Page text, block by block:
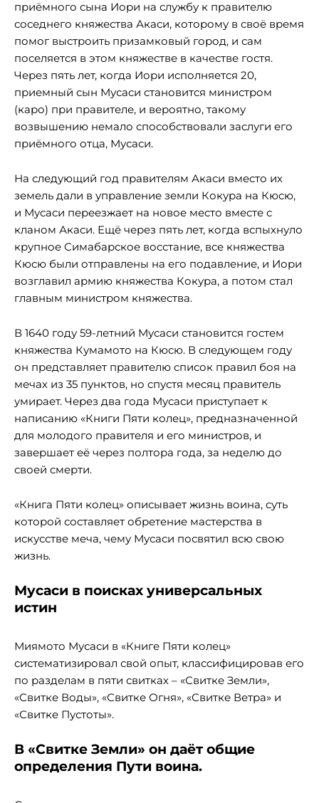
приёмного сына Иори на службу к правителю
соседнего княжества Акаси, которому в своё время
помог выстроить призамковый город, и сам
поселяется в этом княжестве в качестве гостя.
Через пять лет, когда Иори исполняется 20,
приемный сын Мусаси становится министром
(каро) при правителе, и вероятно, такому
возвышению немало способствовали заслуги его
приёмного отца, Мусаси.
На следующий год правителям Акаси вместо их
земель дали в управление земли Кокура на Кюсю,
и Мусаси переезжает на новое место вместе с
кланом Акаси. Ещё через пять лет, когда вспыхнуло
крупное Симабарское восстание, все княжества
Кюсю были отправлены на его подавление, и Иори
возглавил армию княжества Кокура, а потом стал
главным министром княжества.
В 1640 году 59-летний Мусаси становится гостем
княжества Кумамото на Кюсю. В следующем году
он представляет правителю список правил боя на
мечах из 35 пунктов, но спустя месяц правитель
умирает. Через два года Мусаси приступает к
написанию «Книги Пяти колец», предназначенной
для молодого правителя и его министров, и
завершает её через полтора года, за неделю до
своей смерти.
«Книга Пяти колец» описывает жизнь воина, суть
которой составляет обретение мастерства в
искусстве меча, чему Мусаси посвятил всю свою
жизнь.
Мусаси в поисках универсальных
истин
Миямото Мусаси в «Книге Пяти колец»
систематизировал свой опыт, классифицировав его
по разделам в пяти свитках – «Свитке Земли»,
«Свитке Воды», «Свитке Огня», «Свитке Ветра» и
«Свитке Пустоты».
В «Свитке Земли» он даёт общие
определения Пути воина.